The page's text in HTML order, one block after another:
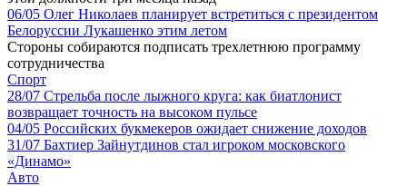
06/05 Олег Николаев планирует встретиться с президентом
Белоруссии Лукашенко этим летом
Стороны собираются подписать трехлетнюю программу
сотрудничества
Спорт
28/07 Стрельба после лыжного круга: как биатлонист
возвращает точность на высоком пульсе
04/05 Российских букмекеров ожидает снижение доходов
31/07 Бахтиер Зайнутдинов стал игроком московского
«Динамо»
Авто